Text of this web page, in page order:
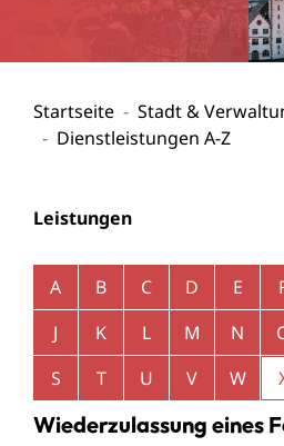
Startseite Stadt &
Dienstleistungen A-Z
Leistungen
Alphabetisches Register
A B C D E
J
K L M N
S
T U V W
Wiederzulassung eines